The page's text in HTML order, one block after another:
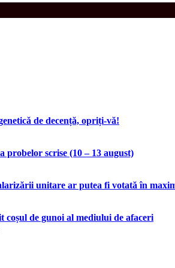
de decență, opriți-vă!
probelor scrise (10 – 13 august)
salarizării unitare ar putea fi votată în
de gunoi al mediului de afaceri